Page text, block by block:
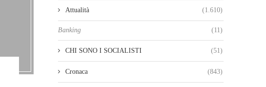
Attualità (1.610)
Banking (11)
CHI SONO I SOCIALISTI (51)
Cronaca (843)